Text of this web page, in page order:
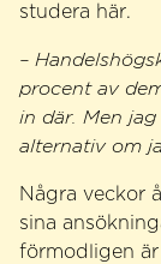
studera här.
–
procent av
in där. Men
alternativ om
Några veckor
sina
förmodligen